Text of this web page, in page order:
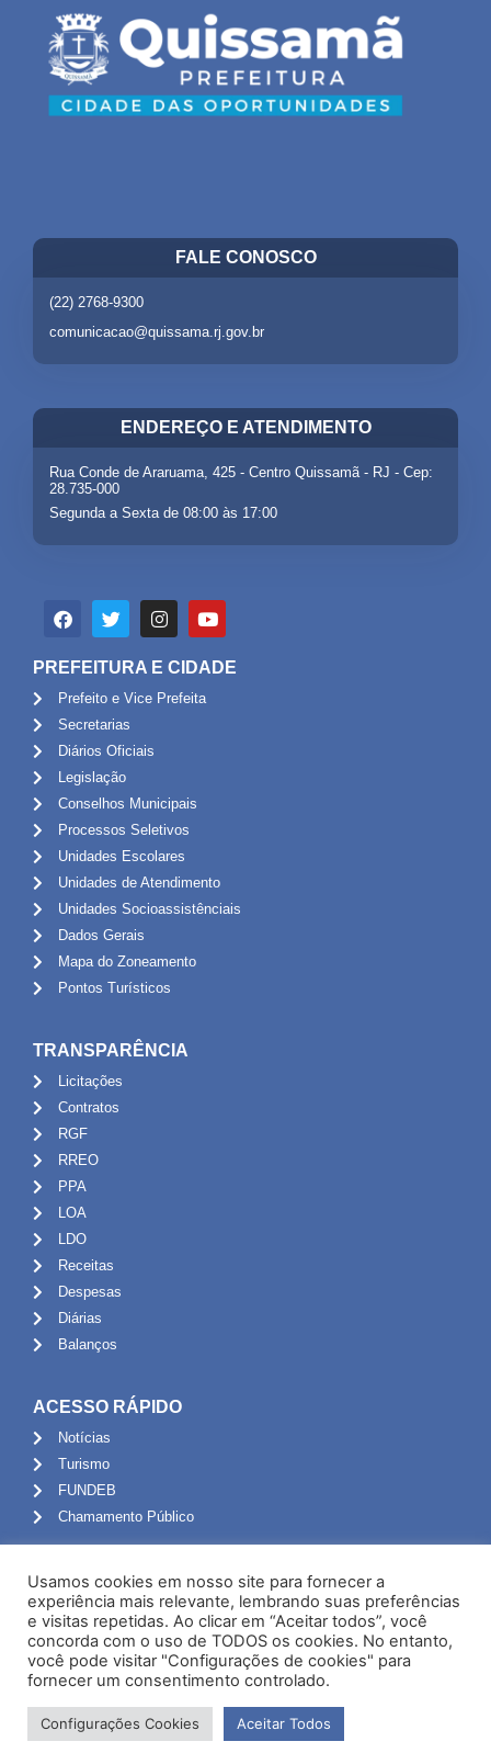
FALE CONOSCO
(22) 2768-9300
comunicacao@quissama.rj.gov.br
ENDEREÇO E ATENDIMENTO
Rua Conde de Araruama, 425 - Centro Quissamã - RJ - Cep:
28.735-000
Segunda a Sexta de 08:00 às 17:00
PREFEITURA E CIDADE
Prefeito e Vice Prefeita
Secretarias
Diários Oficiais
Legislação
Conselhos Municipais
Processos Seletivos
Unidades Escolares
Unidades de Atendimento
Unidades Socioassistênciais
Dados Gerais
Mapa do Zoneamento
Pontos Turísticos
TRANSPARÊNCIA
Licitações
Contratos
RGF
RREO
PPA
LOA
LDO
Receitas
Despesas
Diárias
Balanços
ACESSO RÁPIDO
Notícias
Turismo
FUNDEB
Chamamento Público
Portal do Servidor
Webmail
Administração
Usamos cookies em nosso site para fornecer a
experiência mais relevante, lembrando suas preferências
e visitas repetidas. Ao clicar em “Aceitar todos”, você
concorda com o uso de TODOS os cookies. No entanto,
você pode visitar "Configurações de cookies" para
fornecer um consentimento controlado.
Configurações Cookies Aceitar Todos